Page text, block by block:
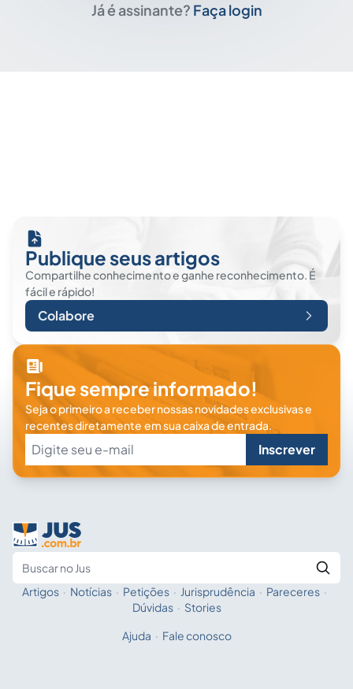
Já é assinante? Faça login
Publique seus artigos
Compartilhe conhecimento e ganhe reconhecimento. É
fácil e rápido!
Colabore
Fique sempre informado!
Seja o primeiro a receber nossas novidades exclusivas e
recentes diretamente em sua caixa de entrada.
Inscrever
Fale com a IA
Artigos · Notícias · Petições · Jurisprudência · Pareceres ·
Dúvidas · Stories
Ajuda · Fale conosco